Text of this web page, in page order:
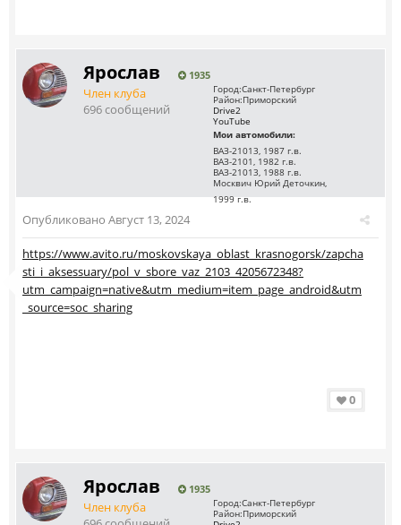
Ярослав 1935
Член клуба
696 сообщений
Город:Санкт-Петербург
Район:Приморский
Drive2
YouTube
Мои автомобили:
ВАЗ-21013, 1987 г.в.
ВАЗ-2101, 1982 г.в.
ВАЗ-21013, 1988 г.в.
Москвич Юрий Деточкин,
1999 г.в.
Опубликовано Август 13, 2024
https://www.avito.ru/moskovskaya_oblast_krasnogorsk/zapcha
sti_i_aksessuary/pol_v_sbore_vaz_2103_4205672348?
utm_campaign=native&utm_medium=item_page_android&utm
_source=soc_sharing
0
Ярослав 1935
Член клуба
Город:Санкт-Петербург
Район:Приморский